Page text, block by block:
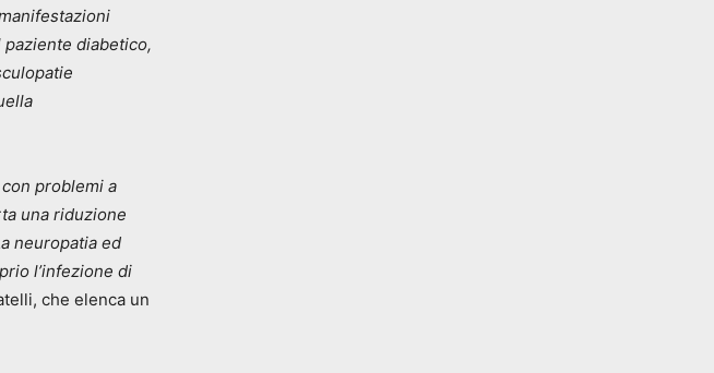
diabetico,
problemi a
una riduzione
neuropatia ed
l’infezione di
che elenca un